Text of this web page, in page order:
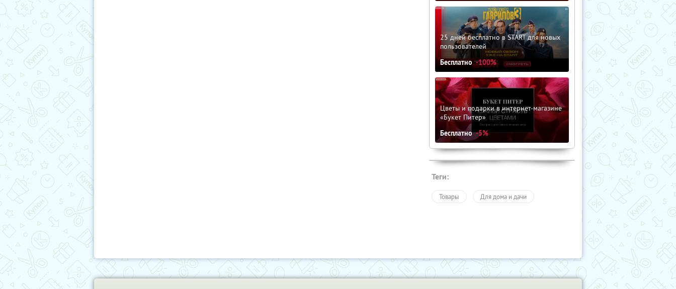
25 дней бесплатно в START для новых
пользователей
Бесплатно -100%
Цветы и подарки в интернет-магазине
«Букет Питер»
Бесплатно -5%
Теги:
Товары Для дома и дачи